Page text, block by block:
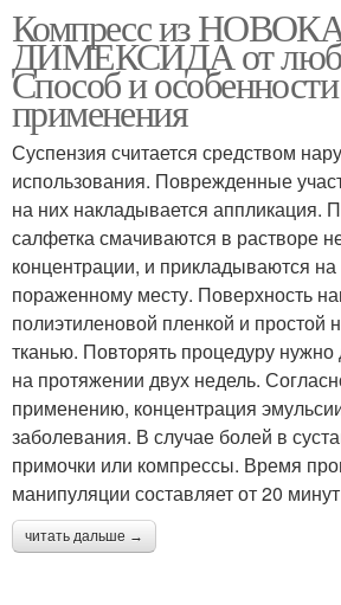
Компресс из
ДИМЕКСИДА от
Способ и особенности
применения
Суспензия считается средством
использования. Поврежденные
на них накладывается аппликация.
салфетка смачиваются в растворе
концентрации, и прикладываются на
пораженному месту. Поверхность
полиэтиленовой пленкой и простой
тканью. Повторять процедуру нужно
на протяжении двух недель.
применению, концентрация
заболевания. В случае болей в
примочки или компрессы. Время
манипуляции составляет от 20
читать дальше →